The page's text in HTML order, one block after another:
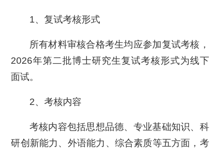
1、复试考核形式
所有材料审核合格考生均应参加复试考核，
2026年第二批博士研究生复试考核形式为线下
面试。
2、考核内容
考核内容包括思想品德、专业基础知识、科
研创新能力、外语能力、综合素质等五方面，考